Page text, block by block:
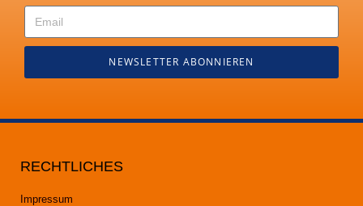
NEWSLETTER ABONNIEREN
RECHTLICHES
Impressum